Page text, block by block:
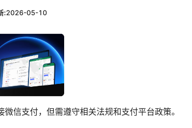
:2026-05-10
信支付，但需遵守相关法规和支付平台政策。